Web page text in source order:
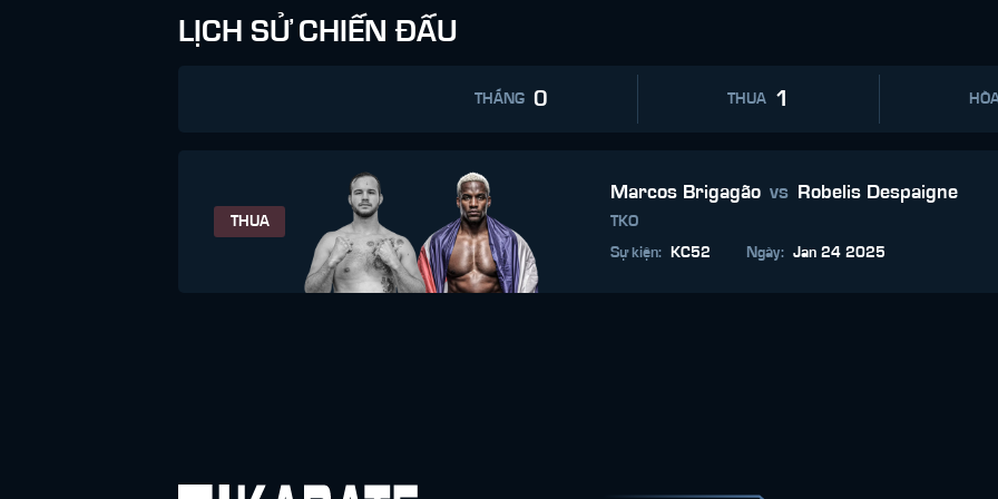
LỊCH SỬ CHIẾN ĐẤU
THẮNG 0 THUA 1
THUA
Marcos Brigagão vs Robelis Despaigne
TKO
Sự kiện: KC52 Ngày: Jan 24 2025